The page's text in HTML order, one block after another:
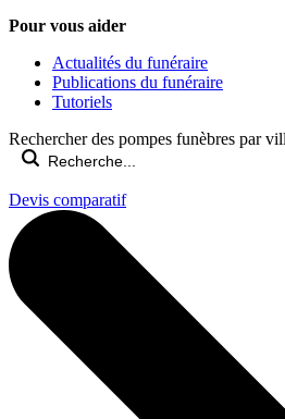
Pour vous aider
Actualités du funéraire
Publications du funéraire
Tutoriels
Rechercher des pompes funèbres par
Devis comparatif